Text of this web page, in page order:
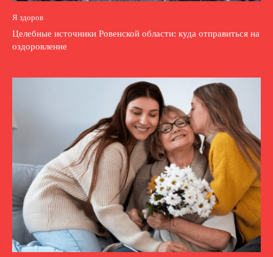
Я здоров
Целебные источники Ровенской области: куда отправиться на
оздоровление